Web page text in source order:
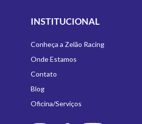
INSTITUCIONAL
Conheça a Zelão Racing
Onde Estamos
Contato
Blog
Oficina/Serviços